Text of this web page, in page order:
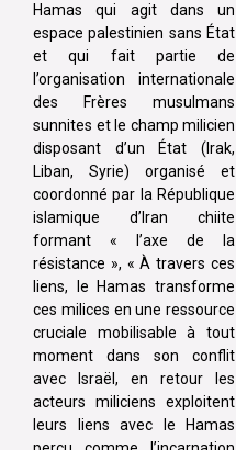
Hamas qui agit dans un
espace palestinien sans État
et qui fait partie de
l’organisation internationale
des Frères musulmans
sunnites et le champ milicien
disposant d’un État (Irak,
Liban, Syrie) organisé et
coordonné par la République
islamique d’Iran chiite
formant « l’axe de la
résistance », « À travers ces
liens, le Hamas transforme
ces milices en une ressource
cruciale mobilisable à tout
moment dans son conflit
avec Israël, en retour les
acteurs miliciens exploitent
leurs liens avec le Hamas